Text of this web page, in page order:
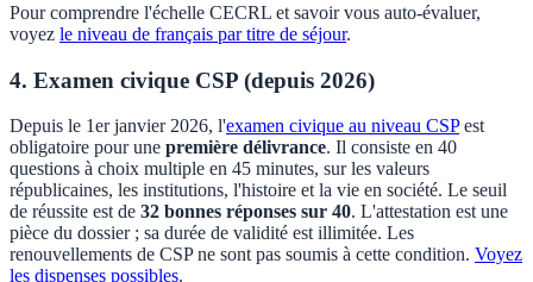
Pour comprendre l'échelle CECRL et savoir vous auto-évaluer,
voyez le niveau de français par titre de séjour.
4. Examen civique CSP (depuis 2026)
Depuis le 1er janvier 2026, l'examen civique au niveau CSPest
obligatoire pour une première délivrance. Il consiste en 40
questions à choix multiple en 45 minutes, sur les valeurs
républicaines, les institutions, l'histoire et la vie en société. Le seuil
de réussite est de 32 bonnes réponses sur 40. L'attestation est une
pièce du dossier ; sa durée de validité est illimitée. Les
renouvellements de CSP ne sont pas soumis à cette condition. Voyez
les dispenses possibles.